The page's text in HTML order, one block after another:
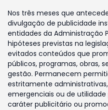
Nos três meses que
divulgação de publicidade
entidades da Administração
hipóteses previstas na
evitados conteúdos que
públicos, programas, obras,
gestão. Permanecem
estritamente
emergenciais ou de
caráter publicitário ou